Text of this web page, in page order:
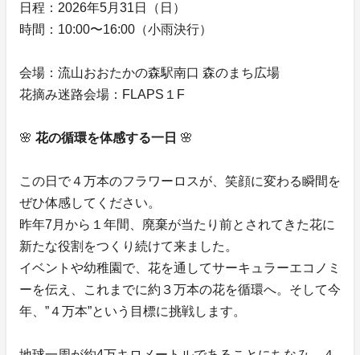
日程：2026年5月31日（日）
時間：10:00〜16:00（小雨決行）
会場：流山おおたかの森駅南口 森のまち広場
花摘み迷路会場：FLAPS１F
🌸 花の循環を体感する一日 🌸
この日で４万本のフラワーロスが、笑顔に変わる瞬間を
ぜひ体感してください。
昨年7月から１年間、廃棄が当たり前とされてきた花に
新たな役割をつくり続けて来ました。
イベントや幼稚園で、花を通してサーキュラーエコノミ
ーを伝え、これまでに約３万本の花を循環へ。そして今
年、”４万本”という目標に挑戦します。